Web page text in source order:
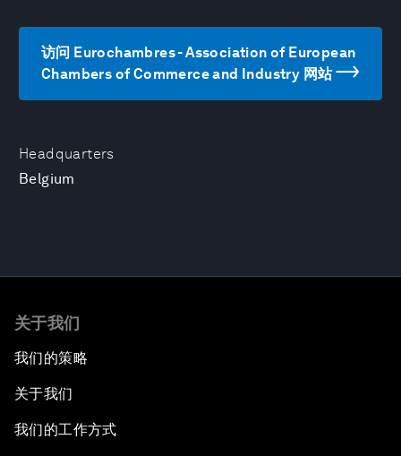
Headquarters
Belgium
访问 Eurochambres - Association of European
Chambers of Commerce and Industry 网站
关于我们
我们的策略
关于我们
我们的工作方式